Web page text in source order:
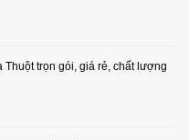
Thuột trọn gói, giá rẻ, chất lượng